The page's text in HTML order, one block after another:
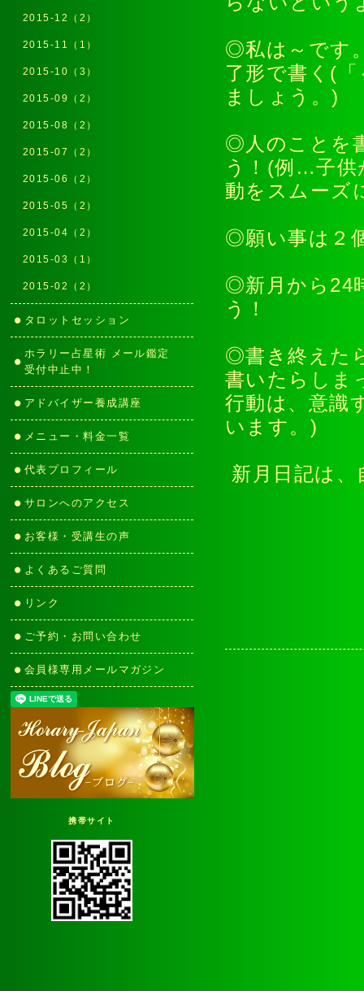
◎私は～です
了形で書く(
ましょう。)
◎人のことを
う！(例…子供
動をスムー
◎願い事は２
◎新月から24
う！
◎書き終えた
書いたらしま
行動は、意識
います。)
新月日記は
2015-12（2）
2015-11（1）
2015-10（3）
2015-09（2）
2015-08（2）
2015-07（2）
2015-06（2）
2015-05（2）
2015-04（2）
2015-03（1）
2015-02（2）
タロットセッション
ホラリー占星術 メール鑑定
受付中止中！
アドバイザー養成講座
メニュー・料金一覧
代表プロフィール
サロンへのアクセス
お客様・受講生の声
よくあるご質問
リンク
ご予約・お問い合わせ
会員様専用メールマガジン
携帯サイト